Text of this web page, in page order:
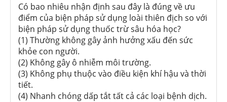
Có bao nhiêu nhận định sau đây là đúng về ưu
điểm của biện pháp sử dụng loài thiên địch so với
biện pháp sử dụng thuốc trừ sâu hóa học?
(1) Thường không gây ảnh hưởng xấu đến sức
khỏe con người.
(2) Không gây ô nhiễm môi trường.
(3) Không phụ thuộc vào điều kiện khí hậu và thời
tiết.
(4) Nhanh chóng dấp tắt tất cả các loại bệnh dịch.